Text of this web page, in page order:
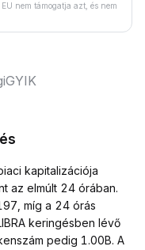
nem támogatja azt, és nem
GYIK
kapitalizációja
az elmúlt 24 órában.
míg a 24 órás
keringésben lévő
pedig 1.00B. A